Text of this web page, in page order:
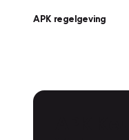
APK regelgeving